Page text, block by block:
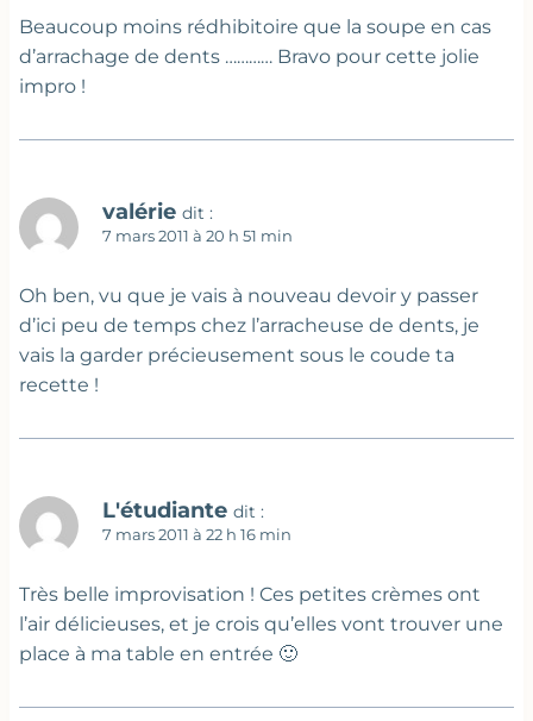
Beaucoup moins rédhibitoire que la soupe en cas
d’arrachage de dents ………… Bravo pour cette jolie
impro !
valérie dit :
7 mars 2011 à 20 h 51 min
Oh ben, vu que je vais à nouveau devoir y passer
d’ici peu de temps chez l’arracheuse de dents, je
vais la garder précieusement sous le coude ta
recette !
L'étudiante dit :
7 mars 2011 à 22 h 16 min
Très belle improvisation ! Ces petites crèmes ont
l’air délicieuses, et je crois qu’elles vont trouver une
place à ma table en entrée 🙂